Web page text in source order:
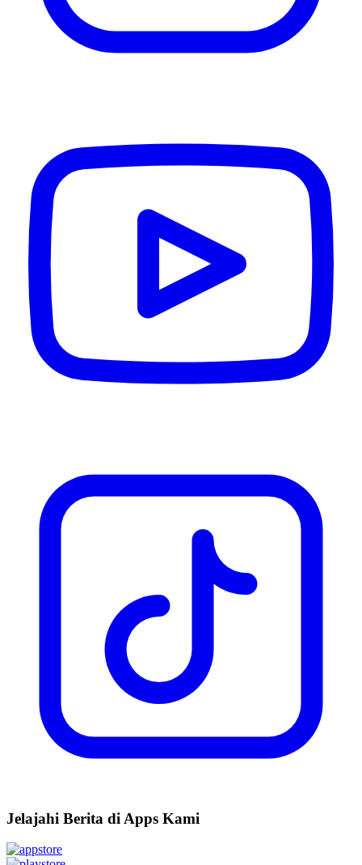
Jelajahi Berita di Apps Kami